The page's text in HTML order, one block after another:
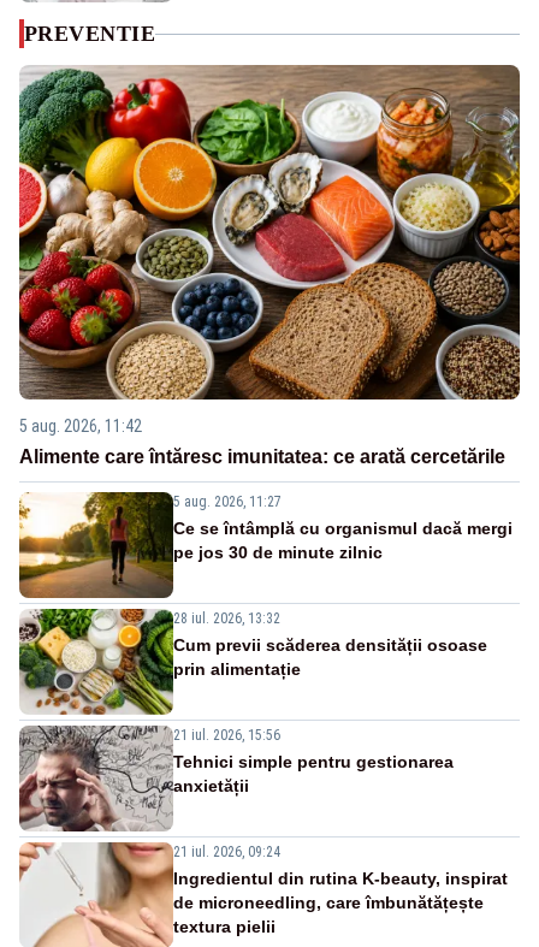
PREVENTIE
5 aug. 2026, 11:42
Alimente care întăresc imunitatea: ce arată cercetările
5 aug. 2026, 11:27
Ce se întâmplă cu organismul dacă mergi
pe jos 30 de minute zilnic
28 iul. 2026, 13:32
Cum previi scăderea densității osoase
prin alimentație
21 iul. 2026, 15:56
Tehnici simple pentru gestionarea
anxietății
21 iul. 2026, 09:24
Ingredientul din rutina K-beauty, inspirat
de microneedling, care îmbunătățește
textura pielii